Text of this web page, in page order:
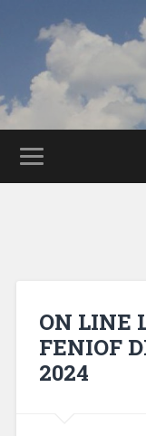
ON LINE
FENIOF
2024